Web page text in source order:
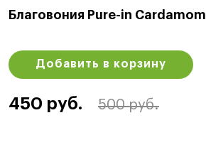
Благовония Pure-in Cardamom
Добавить в корзину
450 руб. 500 руб.